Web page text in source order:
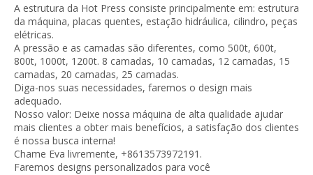
A estrutura da Hot Press consiste principalmente em: estrutura
da máquina, placas quentes, estação hidráulica, cilindro, peças
elétricas.
A pressão e as camadas são diferentes, como 500t, 600t,
800t, 1000t, 1200t. 8 camadas, 10 camadas, 12 camadas, 15
camadas, 20 camadas, 25 camadas.
Diga-nos suas necessidades, faremos o design mais
adequado.
Nosso valor: Deixe nossa máquina de alta qualidade ajudar
mais clientes a obter mais benefícios, a satisfação dos clientes
é nossa busca interna!
Chame Eva livremente, +8613573972191.
Faremos designs personalizados para você